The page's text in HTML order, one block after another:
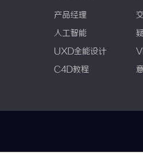
产品经理
人工智能
UXD全能设计
C4D教程